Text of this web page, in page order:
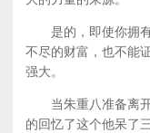
是的，即使你拥有
不尽的财富，也不能
强大。
当朱重八准备离开
的回忆了这个他呆了